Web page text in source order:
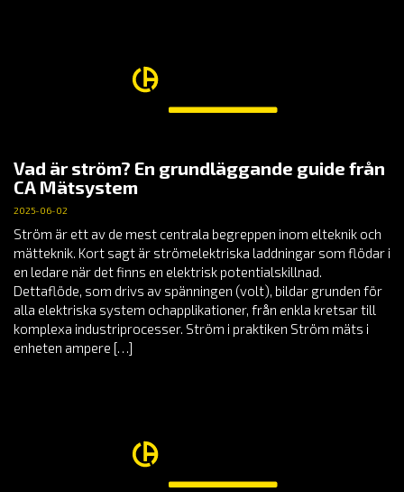
Vad är ström? En grundläggande guide från
CA Mätsystem
2025-06-02
Ström är ett av de mest centrala begreppen inom elteknik och
mätteknik. Kort sagt är strömelektriska laddningar som flödar i
en ledare när det finns en elektrisk potentialskillnad.
Dettaflöde, som drivs av spänningen (volt), bildar grunden för
alla elektriska system ochapplikationer, från enkla kretsar till
komplexa industriprocesser. Ström i praktiken Ström mäts i
enheten ampere […]